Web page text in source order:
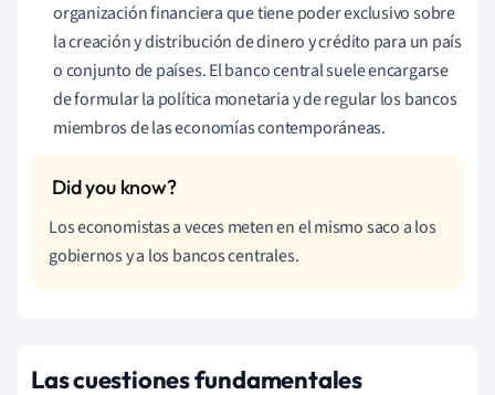
organización financiera que tiene poder exclusivo sobre
la creación y distribución de dinero y crédito para un país
o conjunto de países. El banco central suele encargarse
de formular la política monetaria y de regular los bancos
miembros de las economías contemporáneas.
Los economistas a veces meten en el mismo saco a los
gobiernos y a los bancos centrales.
Las cuestiones fundamentales